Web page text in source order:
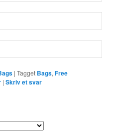
|Tagget Bags,Free
|Skriv et svar